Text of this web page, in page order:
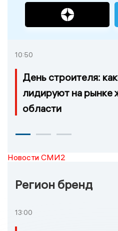
10:50
День строителя:
лидируют на рынке
области
Новости СМИ2
Регион бренд
13:00